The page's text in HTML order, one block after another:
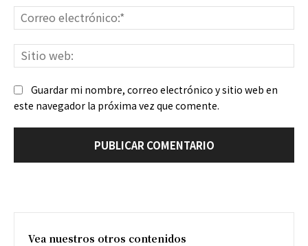
Guardar mi nombre, correo electrónico y sitio web en
este navegador la próxima vez que comente.
Vea nuestros otros contenidos